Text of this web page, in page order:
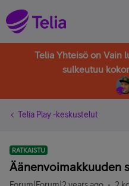
Telia Yhteisö on Vain
sulkeutuu
Telia Play -keskustelut
RATKAISTU
Äänenvoimakkuuden